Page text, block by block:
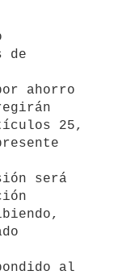
de
ahorro
25,
al